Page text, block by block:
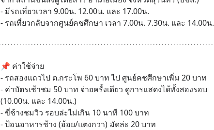
- มีรถเที่ยวเวลา 9.00น. 12.00น. และ 17.00น.
- รถเที่ยวกลับจากศูนย์คชศึกษา เวลา 7.00น. 7.30น. และ 14.00น.
📌 ค่าใช้จ่าย
- รถสองแถวไป ต.กระโพ 60 บาท ไป ศูนย์คชศึกษาเพิ่ม 20 บาท
- ค่าบัตรเช้าชม 50 บาท จ่ายครั้งเดียว ดูการแสดงได้ทั้งสองรอบ
(10.00น. และ 14.00น.)
- ขี่ช้างชมวิว รอบล่ะไม่เกิน 10 นาที 100 บาท
- ป้อนอาหารช้าง (อ้อย/แตงกวา) มัดล่ะ 20 บาท